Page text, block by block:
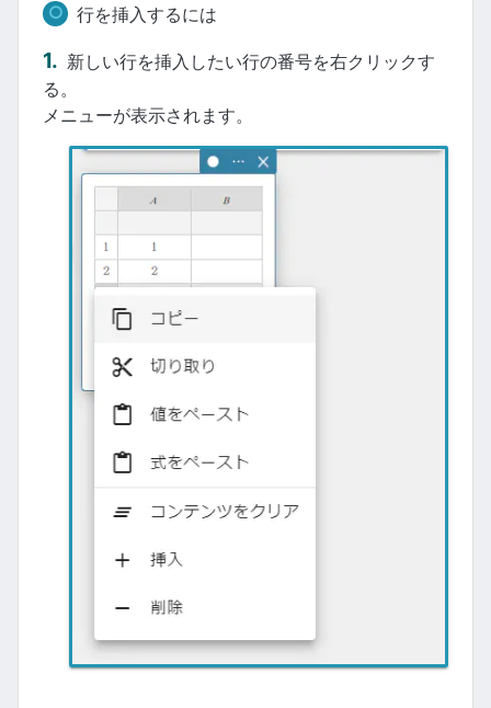
行を挿入するには
新しい行を挿入したい行の番号を右クリックす
る。
メニューが表示されます。